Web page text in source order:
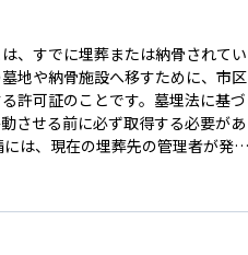
定められており、無許可での改葬
いません。資産管理や相続の一環と
持管理負担を軽減する目的で行わ
ます。
、すでに埋葬または納骨されてい
地や納骨施設へ移すために、市区
許可証のことです。墓埋法に基づ
させる前に必ず取得する必要があ
や不適切な扱いを防ぐための重要